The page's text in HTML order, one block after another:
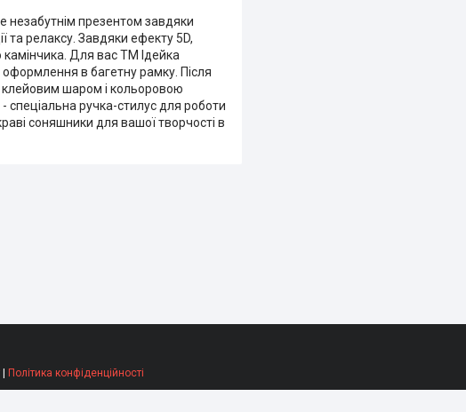
незабутнім презентом завдяки
та релаксу. Завдяки ефекту 5D,
Для вас ТМ Ідейка
оформлення в багетну рамку. Після
клейовим шаром і кольоровою
спеціальна ручка-стилус для роботи
соняшники для вашої творчості в
| Політика конфіденційності